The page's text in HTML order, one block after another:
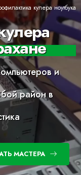
кулера ноутбука
и
район в
МАСТЕРА